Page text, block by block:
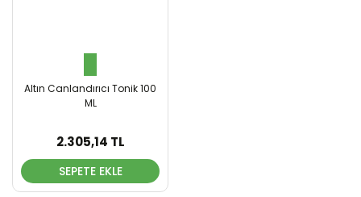
Altın Canlandırıcı Tonik 100
ML
2.305,14 TL
SEPETE EKLE